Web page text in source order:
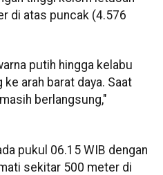
di atas puncak (4.576
putih hingga kelabu
arah barat daya. Saat
berlangsung,"
pukul 06.15 WIB dengan
sekitar 500 meter di